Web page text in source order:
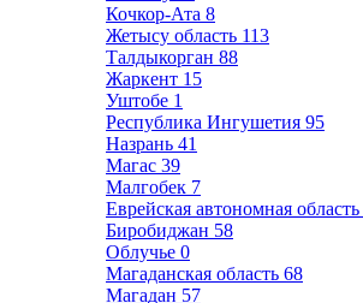
Кочкор-Ата 8
Жетысу область 113
Талдыкорган 88
Жаркент 15
Уштобе 1
Республика Ингушетия 95
Назрань 41
Магас 39
Малгобек 7
Еврейская автономная область
Биробиджан 58
Облучье 0
Магаданская область 68
Магадан 57